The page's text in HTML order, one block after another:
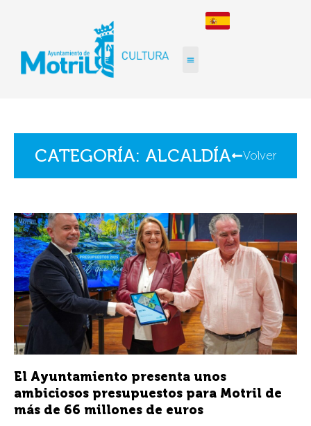
CATEGORÍA: ALCALDÍA Volver
El Ayuntamiento presenta unos
ambiciosos presupuestos para Motril de
más de 66 millones de euros